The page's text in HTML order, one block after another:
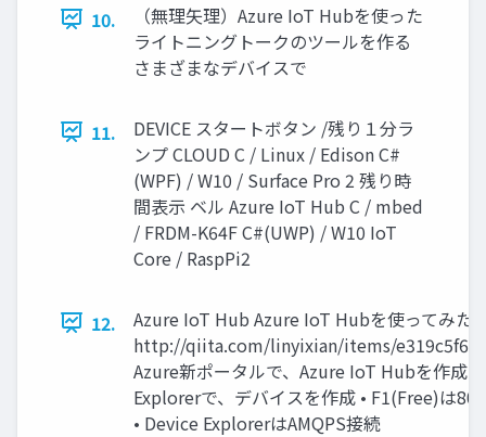
10.
（無理矢理）Azure IoT Hubを使った
ライトニングトークのツールを作る
さまざまなデバイスで
11.
DEVICE スタートボタン /残り１分ラ
ンプ CLOUD C / Linux / Edison C#
(WPF) / W10 / Surface Pro 2 残り時
間表示 ベル Azure IoT Hub C / mbed
/ FRDM-K64F C#(UWP) / W10 IoT
Core / RaspPi2
12.
Azure IoT Hub Azure IoT Hubを使ってみた
http://qiita.com/linyixian/items/
Azure新ポータルで、Azure IoT Hubを作成
Explorerで、デバイスを作成 • F1(Free)は
• Device ExplorerはAMQPS接続